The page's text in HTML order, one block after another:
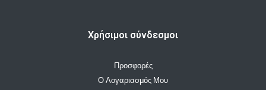
Χρήσιμοι σύνδεσμοι
Προσφορές
Ο Λογαριασμός Μου